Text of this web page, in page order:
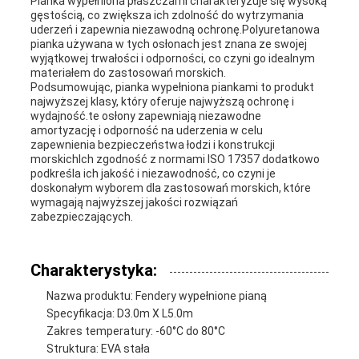
gęstością, co zwiększa ich zdolność do wytrzymania
uderzeń i zapewnia niezawodną ochronę.Polyuretanowa
pianka używana w tych osłonach jest znana ze swojej
wyjątkowej trwałości i odporności, co czyni go idealnym
materiałem do zastosowań morskich.
Podsumowując, pianka wypełniona piankami to produkt
najwyższej klasy, który oferuje najwyższą ochronę i
wydajność.te osłony zapewniają niezawodne
amortyzację i odporność na uderzenia w celu
zapewnienia bezpieczeństwa łodzi i konstrukcji
morskichIch zgodność z normami ISO 17357 dodatkowo
podkreśla ich jakość i niezawodność, co czyni je
doskonałym wyborem dla zastosowań morskich, które
wymagają najwyższej jakości rozwiązań
zabezpieczających.
Charakterystyka:
Nazwa produktu: Fendery wypełnione pianą
Specyfikacja: D3.0m X L5.0m
Zakres temperatury: -60°C do 80°C
Struktura: EVA stała